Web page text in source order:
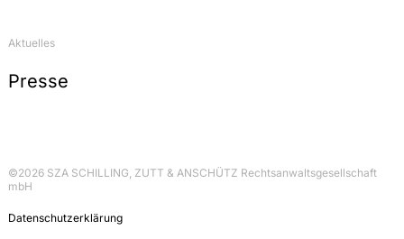
Aktuelles
Presse
©2026 SZA SCHILLING, ZUTT & ANSCHÜTZ Rechtsanwaltsgesellschaft
mbH
Datenschutzerklärung